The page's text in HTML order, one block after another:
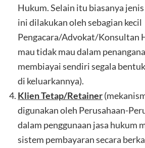
Hukum. Selain itu biasanya
ini dilakukan oleh sebagian kecil
Pengacara/Advokat/Konsultan
mau tidak mau dalam
membiayai sendiri segala
di keluarkannya).
Klien Tetap/Retainer
digunakan oleh Perusahaan-
dalam penggunaan jasa hukum
sistem pembayaran secara